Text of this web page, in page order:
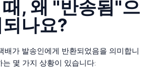
, 왜 "반송됨"으
나요?
배가 발송인에게 반환되었음을 의미합니
는 몇 가지 상황이 있습니다: